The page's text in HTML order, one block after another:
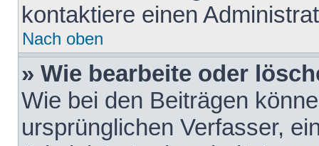
kontaktiere einen
Nach oben
» Wie bearbeite oder
Wie bei den Beiträgen
ursprünglichen Verfasser,